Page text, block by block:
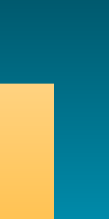
alla pagina